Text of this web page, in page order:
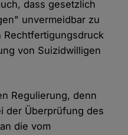
dass gesetzlich
unvermeidbar zu
Rechtfertigungsdruck
von Suizidwilligen
Regulierung, denn
der Überprüfung des
die vom